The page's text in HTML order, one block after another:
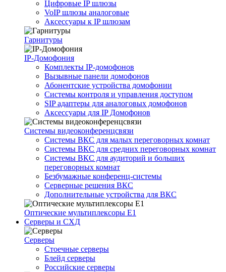
Цифровые IP шлюзы
VoIP шлюзы аналоговые
Аксессуары к IP шлюзам
Гарнитуры
IP-Домофония
Комплекты IP-домофонов
Вызывные панели домофонов
Абонентские устройства домофонии
Системы контроля и управления доступом
SIP адаптеры для аналоговых домофонов
Аксессуары для IP Домофонов
Системы видеоконференцсвязи
Системы ВКС для малых переговорных комнат
Системы ВКС для средних переговорных комнат
Системы ВКС для аудиторий и больших
переговорных комнат
Безбумажные конференц-системы
Серверные решения ВКС
Дополнительные устройства для ВКС
Оптические мультиплексоры Е1
Серверы и СХД
Серверы
Стоечные серверы
Блейд серверы
Российские серверы